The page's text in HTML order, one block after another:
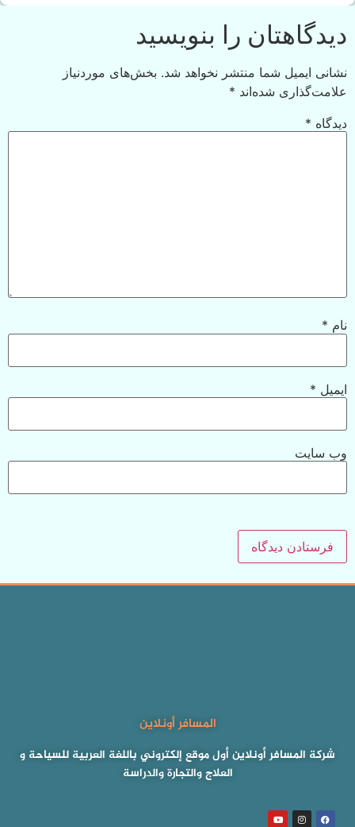
دیدگاهتان را بنویسید
نشانی ایمیل شما منتشر نخواهد شد. بخش‌های موردنیاز
علامت‌گذاری شده‌اند *
دیدگاه *
نام *
ایمیل *
وب‌ سایت
المسافر أونلاين
شركة المسافر أونلاين أول موقع إلكتروني باللغة العربية للسياحة و
العلاج والتجارة والدراسة